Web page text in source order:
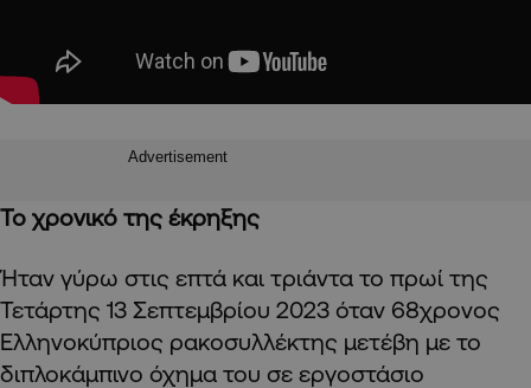
Advertisement
Το χρονικό της έκρηξης
Ήταν γύρω στις επτά και τριάντα το πρωί της
Τετάρτης 13 Σεπτεμβρίου 2023 όταν 68χρονος
Ελληνοκύπριος ρακοσυλλέκτης μετέβη με το
διπλοκάμπινο όχημα του σε εργοστάσιο